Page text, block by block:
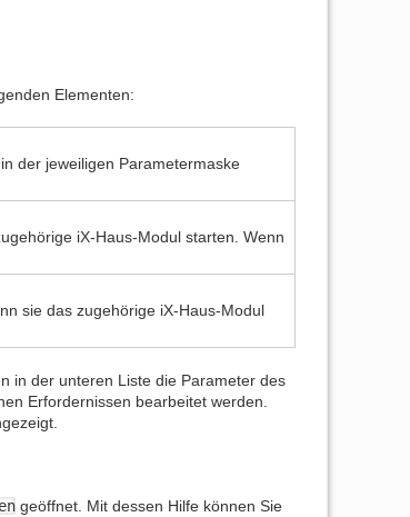
Elementen:
der jeweiligen Parametermaske
iX-Haus-Modul starten. Wenn
sie das zugehörige iX-Haus-Modul
in der unteren Liste die Parameter des
Erfordernissen bearbeitet werden.
geöffnet. Mit dessen Hilfe können Sie